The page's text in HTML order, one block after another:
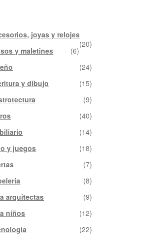
joyas y relojes
(20)
y maletines
(6)
(24)
y dibujo
(15)
(9)
(40)
(14)
y juegos
(18)
(7)
(8)
arquitectas
(9)
niños
(12)
(22)